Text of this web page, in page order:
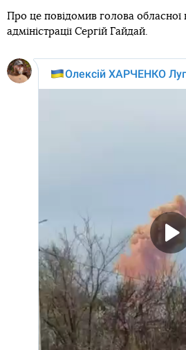
Про це повідомив голова обласної
адміністрації Сергій Гайдай.